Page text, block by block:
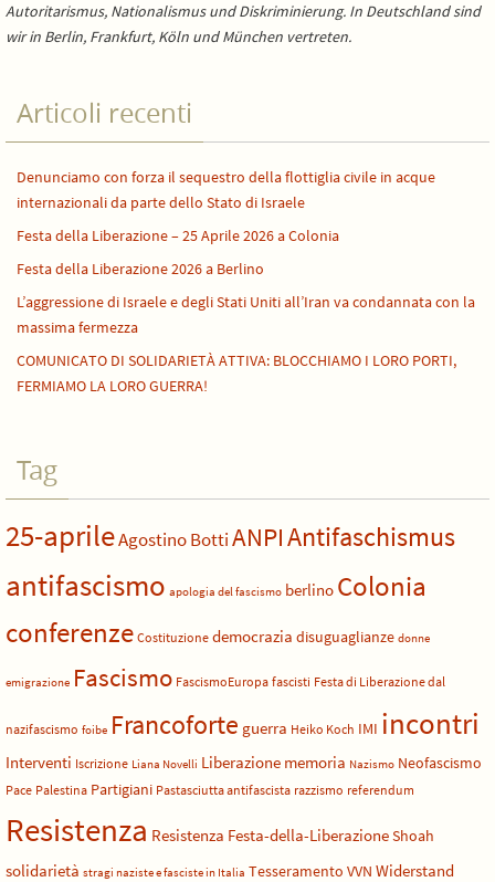
Autoritarismus, Nationalismus und Diskriminierung. In Deutschland sind
wir in Berlin, Frankfurt, Köln und München vertreten.
Articoli recenti
Denunciamo con forza il sequestro della flottiglia civile in acque
internazionali da parte dello Stato di Israele
Festa della Liberazione – 25 Aprile 2026 a Colonia
Festa della Liberazione 2026 a Berlino
L’aggressione di Israele e degli Stati Uniti all’Iran va condannata con la
massima fermezza
COMUNICATO DI SOLIDARIETÀ ATTIVA: BLOCCHIAMO I LORO PORTI,
FERMIAMO LA LORO GUERRA!
Tag
25-aprileAgostino BottiANPIAntifaschismus
antifascismo apologia del fascismo berlino Colonia
conferenze Costituzione democrazia disuguaglianze donne
emigrazione Fascismo FascismoEuropa fascisti Festa di Liberazione dal
nazifascismo foibe Francoforte guerra Heiko Koch IMI incontri
Interventi Iscrizione Liana Novelli Liberazione memoria Nazismo Neofascismo
Pace Palestina Partigiani Pastasciutta antifascista razzismo referendum
Resistenza Resistenza Festa-della-LiberazioneShoah
solidarietà stragi naziste e fasciste in Italia Tesseramento VVN Widerstand